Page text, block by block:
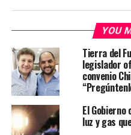
YOU
Tierra del
legislador
convenio
El
luz y gas